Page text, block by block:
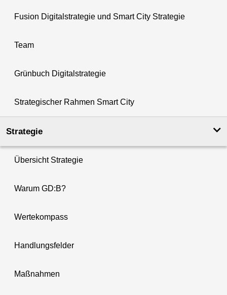
Fusion Digitalstrategie und Smart City Strategie
Team
Grünbuch Digitalstrategie
Strategischer Rahmen Smart City
Strategie
Übersicht Strategie
Warum GD:B?
Wertekompass
Handlungsfelder
Maßnahmen